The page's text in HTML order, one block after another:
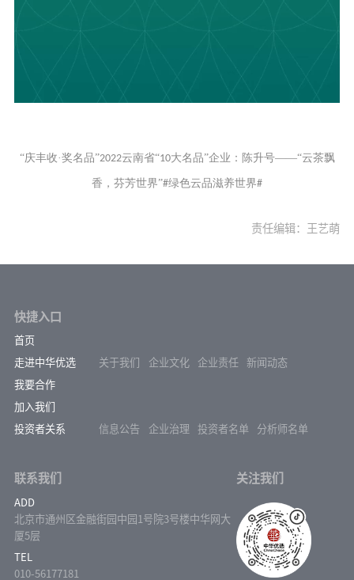
“庆丰收·奖名品”2022云南省“10大名品”企业 ： 陈升号——“云茶飘
香，芬芳世界”#绿色云品滋养世界#
责任编辑：王艺萌
快捷入口
首页
走进中华优选
关于我们 企业文化 企业责任 新闻动态
我要合作
加入我们
投资者关系
信息公告 企业治理 投资者名单 分析师名单
联系我们
ADD
北京市通州区金融街园中园1号院3号楼中华网大
厦5层
TEL
010-56177181
关注我们